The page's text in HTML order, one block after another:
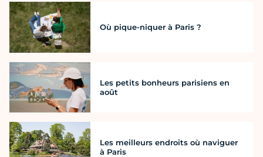
Où pique-niquer à Paris ?
Les petits bonheurs parisiens en
août
Les meilleurs endroits où naviguer
à Paris